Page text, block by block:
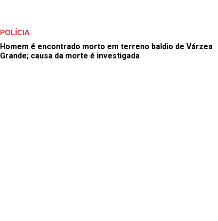
POLÍCIA
Homem é encontrado morto em terreno baldio de Várzea
Grande; causa da morte é investigada